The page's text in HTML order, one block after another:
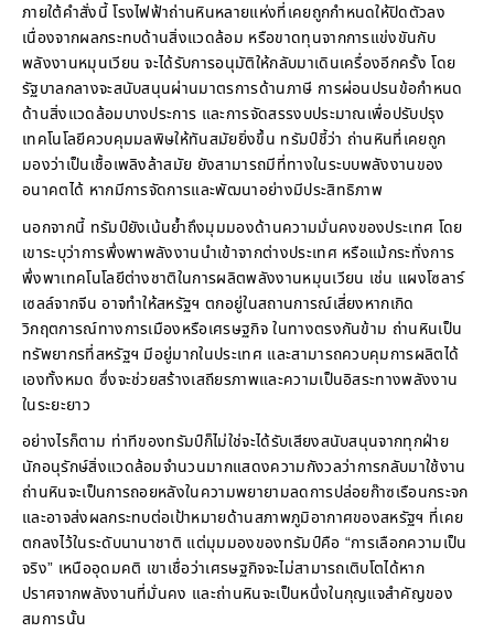
ภายใต้คำสั่งนี้ โรงไฟฟ้าถ่านหินหลายแห่งที่เคยถูกกำหนดให้ปิดตัวลง
เนื่องจากผลกระทบด้านสิ่งแวดล้อม หรือขาดทุนจากการแข่งขันกับ
พลังงานหมุนเวียน จะได้รับการอนุมัติให้กลับมาเดินเครื่องอีกครั้ง โดย
รัฐบาลกลางจะสนับสนุนผ่านมาตรการด้านภาษี การผ่อนปรนข้อกำหนด
ด้านสิ่งแวดล้อมบางประการ และการจัดสรรงบประมาณเพื่อปรับปรุง
เทคโนโลยีควบคุมมลพิษให้ทันสมัยยิ่งขึ้น ทรัมป์ชี้ว่า ถ่านหินที่เคยถูก
มองว่าเป็นเชื้อเพลิงล้าสมัย ยังสามารถมีที่ทางในระบบพลังงานของ
อนาคตได้ หากมีการจัดการและพัฒนาอย่างมีประสิทธิภาพ
นอกจากนี้ ทรัมป์ยังเน้นย้ำถึงมุมมองด้านความมั่นคงของประเทศ โดย
เขาระบุว่าการพึ่งพาพลังงานนำเข้าจากต่างประเทศ หรือแม้กระทั่งการ
พึ่งพาเทคโนโลยีต่างชาติในการผลิตพลังงานหมุนเวียน เช่น แผงโซลาร์
เซลล์จากจีน อาจทำให้สหรัฐฯ ตกอยู่ในสถานการณ์เสี่ยงหากเกิด
วิกฤตการณ์ทางการเมืองหรือเศรษฐกิจ ในทางตรงกันข้าม ถ่านหินเป็น
ทรัพยากรที่สหรัฐฯ มีอยู่มากในประเทศ และสามารถควบคุมการผลิตได้
เองทั้งหมด ซึ่งจะช่วยสร้างเสถียรภาพและความเป็นอิสระทางพลังงาน
ในระยะยาว
อย่างไรก็ตาม ท่าทีของทรัมป์ก็ไม่ใช่จะได้รับเสียงสนับสนุนจากทุกฝ่าย
นักอนุรักษ์สิ่งแวดล้อมจำนวนมากแสดงความกังวลว่าการกลับมาใช้งาน
ถ่านหินจะเป็นการถอยหลังในความพยายามลดการปล่อยก๊าซเรือนกระจก
และอาจส่งผลกระทบต่อเป้าหมายด้านสภาพภูมิอากาศของสหรัฐฯ ที่เคย
ตกลงไว้ในระดับนานาชาติ แต่มุมมองของทรัมป์คือ “การเลือกความเป็น
จริง” เหนืออุดมคติ เขาเชื่อว่าเศรษฐกิจจะไม่สามารถเติบโตได้หาก
ปราศจากพลังงานที่มั่นคง และถ่านหินจะเป็นหนึ่งในกุญแจสำคัญของ
สมการนั้น